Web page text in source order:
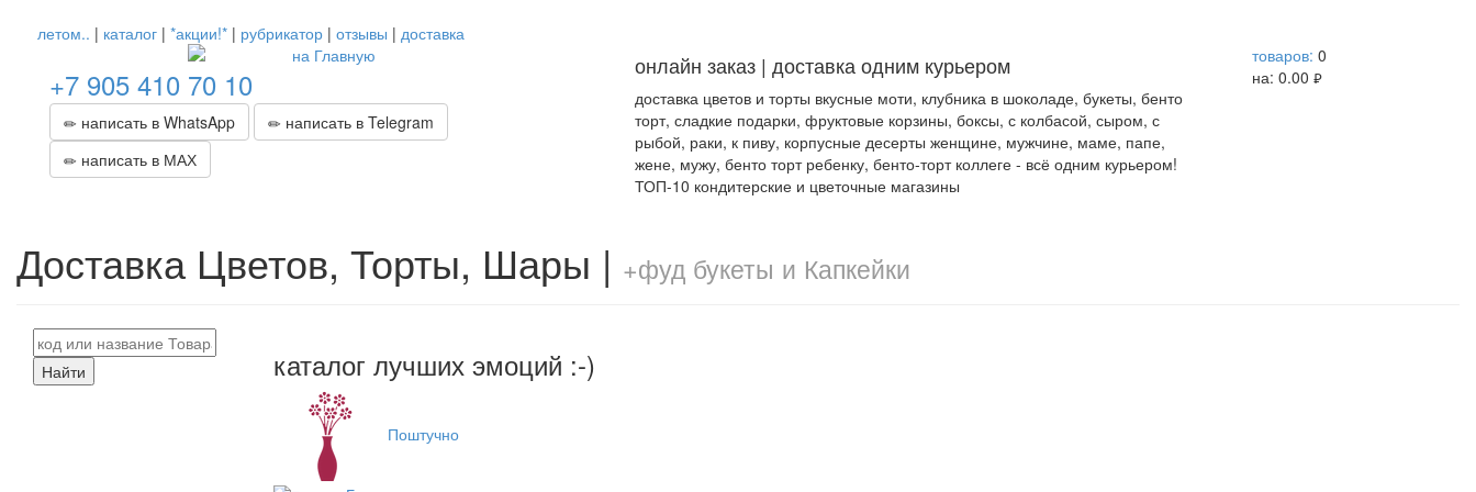
летом.. | каталог | *акции!* | рубрикатор | отзывы | доставка
+7 905 410 70 10
написать в WhatsApp
написать в Telegram
написать в МАХ
онлайн заказ | доставка одним курьером
доставка цветов и торты вкусные моти, клубника в шоколаде, букеты, бенто
торт, сладкие подарки, фруктовые корзины, боксы, с колбасой, сыром, с
рыбой, раки, к пиву, корпусные десерты женщине, мужчине, маме, папе,
жене, мужу, бенто торт ребенку, бенто-торт коллеге - всё одним курьером!
ТОП-10 кондитерские и цветочные магазины
товаров: 0
на: 0.00 руб.
Доставка Цветов, Торты, Шары | +фуд букеты и Капкейки
Найти каталог лучших эмоций :-)
Поштучно